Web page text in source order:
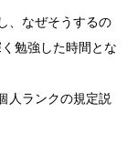
、なぜそうするの
勉強した時間とな
人ランクの規定説